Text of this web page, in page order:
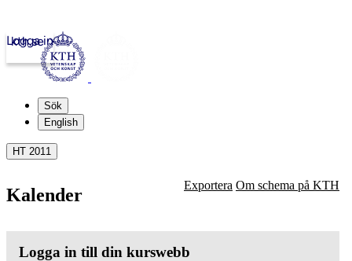
kth.se
Logga in
Sök
English
HT 2011
Kalender Exportera Om schema på KTH
Logga in till din kurswebb